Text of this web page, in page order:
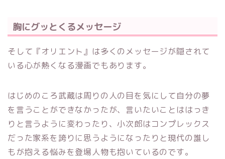
胸にグッとくるメッセージ
そして『オリエント』は多くのメッセージが隠されて
いる心が熱くなる漫画でもあります。
はじめのころ武蔵は周りの人の目を気にして自分の夢
を言うことができなかったが、言いたいことははっき
りと言うように変わったり、小次郎はコンプレックス
だった家系を誇りに思うようになったりと現代の誰し
もが抱える悩みを登場人物も抱いているのです。